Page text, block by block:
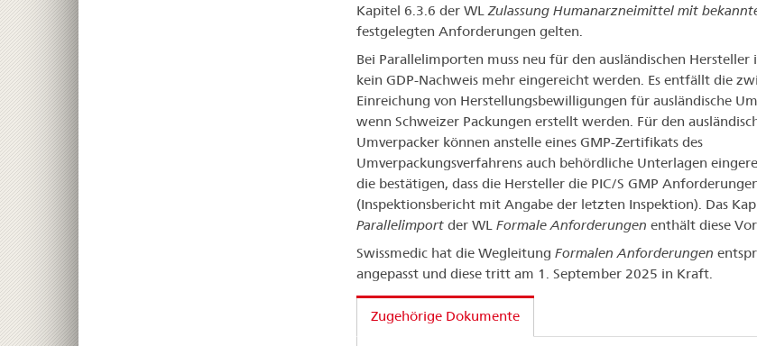
Kapitel 6.3.6 der WLZulassung Humanarzneimittel mit
festgelegten Anforderungen gelten.
Bei Parallelimporten muss neu für den ausländischen Hersteller
kein GDP-Nachweis mehr eingereicht werden. Es entfällt die
Einreichung von Herstellungsbewilligungen für ausländische
wenn Schweizer Packungen erstellt werden. Für den
Umverpacker können anstelle eines GMP-Zertifikats des
Umverpackungsverfahrens auch behördliche Unterlagen
die bestätigen, dass die Hersteller die PIC/S GMP
(Inspektionsbericht mit Angabe der letzten Inspektion). Das
Parallelimport der WL Formale Anforderungen enthält diese
Swissmedic hat die Wegleitung Formalen Anforderungen
angepasst und diese tritt am 1. September 2025 in Kraft.
Zugehörige Dokumente